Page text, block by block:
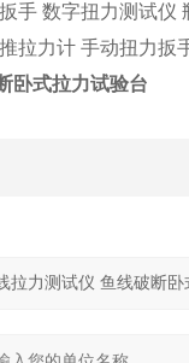
手 数字扭力测试仪
拉力计 手动扭力扳
卧式拉力试验台